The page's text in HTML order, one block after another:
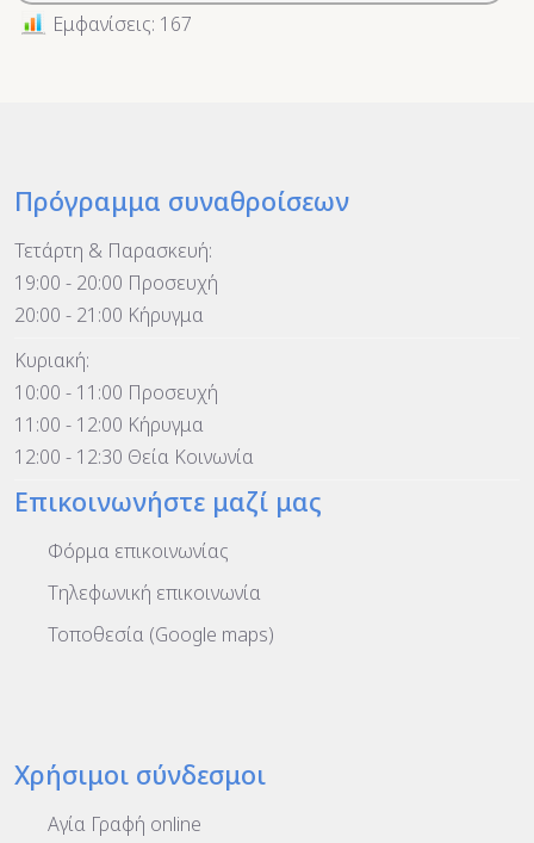
Εμφανίσεις: 167
Πρόγραμμα συναθροίσεων
Τετάρτη & Παρασκευή:
19:00 - 20:00 Προσευχή
20:00 - 21:00 Κήρυγμα
Κυριακή:
10:00 - 11:00 Προσευχή
11:00 - 12:00 Κήρυγμα
12:00 - 12:30 Θεία Κοινωνία
Επικοινωνήστε μαζί μας
Φόρμα επικοινωνίας
Τηλεφωνική επικοινωνία
Τοποθεσία (Google maps)
Χρήσιμοι σύνδεσμοι
Αγία Γραφή online